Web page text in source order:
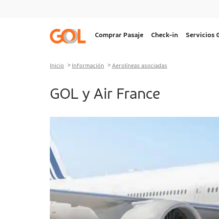
Navegação
Comprar Pasaje Check-in Servicios
Inicio Información Aerolíneas asociadas
GOL y Air France